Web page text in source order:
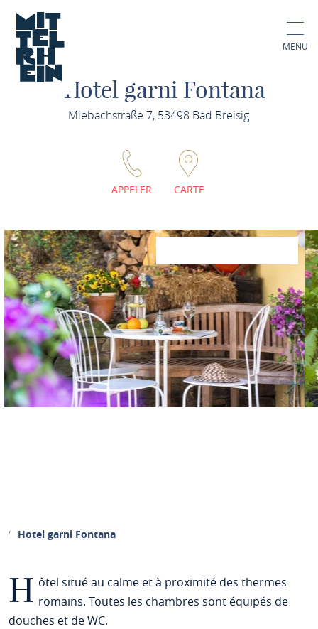
MENU
Hotel garni Fontana
Miebachstraße 7, 53498 Bad Breisig
APPELER CARTE
Hotel garni Fontana
H ôtel situé au calme et à proximité des thermes
romains. Toutes les chambres sont équipés de
douches et de WC.